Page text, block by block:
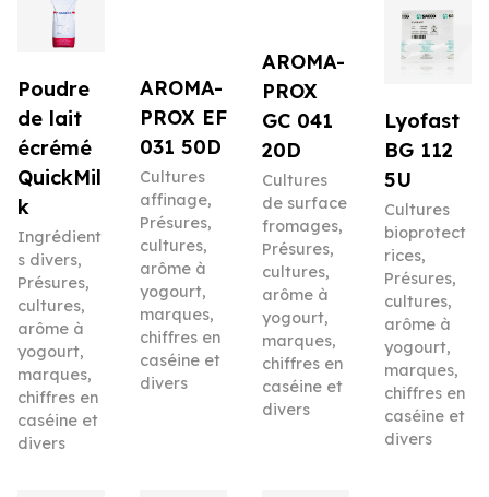
Poudre
de lait
écrémé
QuickMil
k
Ingrédient
s divers,
Présures,
cultures,
arôme à
yogourt,
marques,
chiffres en
caséine et
divers
AROMA-
PROX EF
031 50D
Cultures
affinage,
Présures,
cultures,
arôme à
yogourt,
marques,
chiffres en
caséine et
divers
AROMA-
PROX
GC 041
20D
Cultures
de surface
fromages,
Présures,
cultures,
arôme à
yogourt,
marques,
chiffres en
caséine et
divers
Lyofast
BG 112
5U
Cultures
bioprotect
rices,
Présures,
cultures,
arôme à
yogourt,
marques,
chiffres en
caséine et
divers